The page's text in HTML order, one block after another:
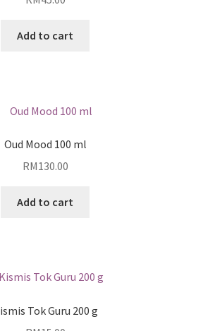
Add to cart
Oud Mood 100 ml
RM130.00
Add to cart
Tok Guru 200 g